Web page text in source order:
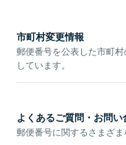
市町村変更情報
郵便番号を公表した市町
しています。
よくあるご質問・お問い
郵便番号に関するさまざま